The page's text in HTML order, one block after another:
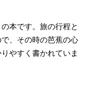
本です。旅の行程と
、その時の芭蕉の心
やすく書かれていま